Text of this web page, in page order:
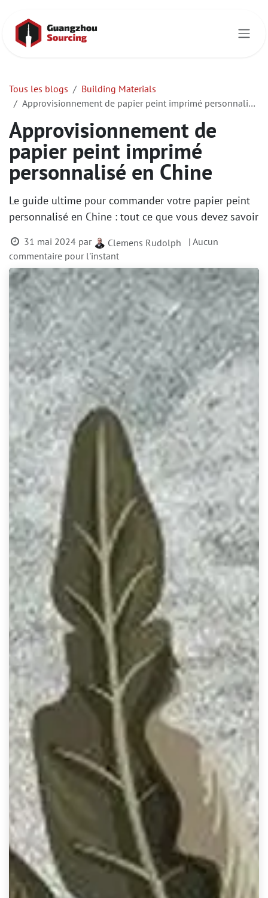
Tous les blogs
Building Materials
Approvisionnement de papier peint imprimé personnalisé en Chine
Approvisionnement de
papier peint imprimé
personnalisé en Chine
Le guide ultime pour commander votre papier peint
personnalisé en Chine : tout ce que vous devez savoir
31 mai 2024 par Clemens Rudolph
| Aucun
commentaire pour l'instant